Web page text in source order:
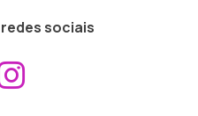
sociais
ao